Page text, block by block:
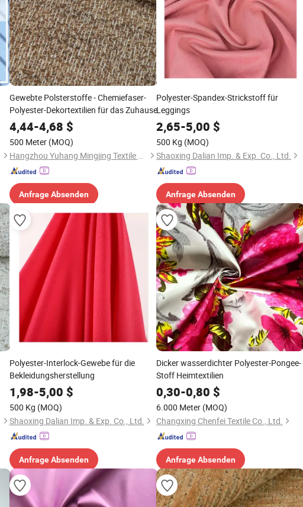
Gewebte Polsterstoffe - Chemiefaser-
Polyester-Dekortextilien für das Zuhause
4,44-4,68 $
500 Meter (MOQ)
Hangzhou Yuhang Mingjing Textile Co., Ltd
Anfrage Absenden
Polyester-Spandex-Strickstoff für
Leggings
2,65-5,00 $
500 Kg (MOQ)
Shaoxing Dalian Imp. & Exp. Co., Ltd.
Anfrage Absenden
Polyester-Interlock-Gewebe für die
Bekleidungsherstellung
1,98-5,00 $
500 Kg (MOQ)
Shaoxing Dalian Imp. & Exp. Co., Ltd.
Anfrage Absenden
Dicker wasserdichter Polyester-Pongee-
Stoff Heimtextilien
0,30-0,80 $
6.000 Meter (MOQ)
Changxing Chenfei Textile Co., Ltd.
Anfrage Absenden